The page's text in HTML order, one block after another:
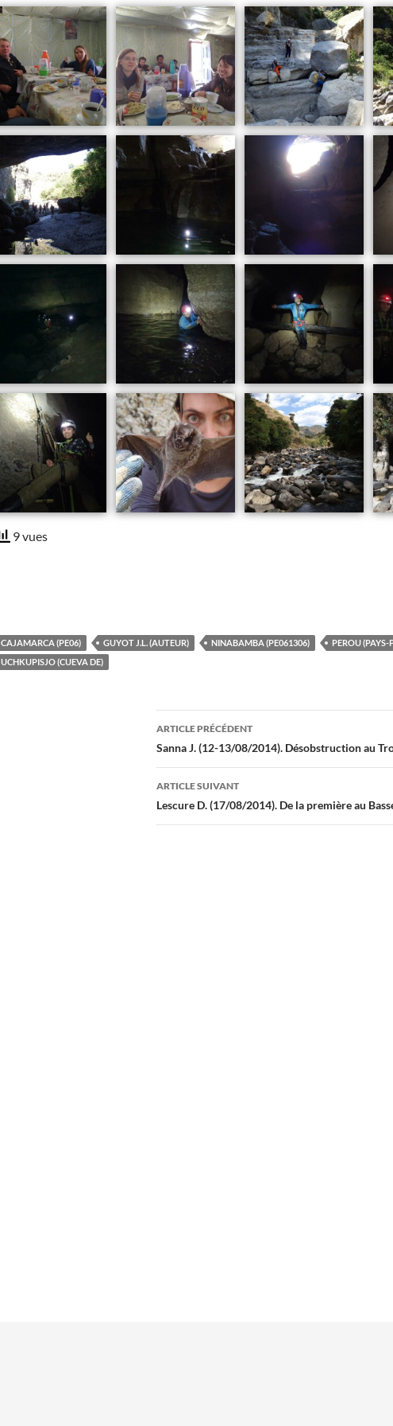
9 vues
CAJAMARCA (PE06) GUYOT J.L. (AUTEUR) NINABAMBA (PE061306) PEROU (PAYS-
UCHKUPISJO (CUEVA DE)
Navigation
des
articles
ARTICLE PRÉCÉDENT
Sanna J. (12-13/08/2014). Désobstruction au
ARTICLE SUIVANT
Lescure D. (17/08/2014). De la première au